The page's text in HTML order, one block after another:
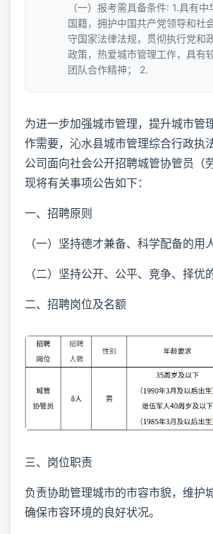
（一）报考需具备条件: 1.具有
国籍，拥护中国共产党领导和社
守国家法律法规，贯彻执行党和
政策，热爱城市管理工作，具有
团队合作精神； 2.
为进一步加强城市管理，提升城市管
作需要，沁水县城市管理综合行政执
公司面向社会公开招聘城管协管员（
现将有关事项公告如下：
一、招聘原则
（一）坚持德才兼备、科学配备的用
（二）坚持公开、公平、竞争、择优
二、招聘岗位及名额
三、岗位职责
负责协助管理城市的市容市貌，维护
确保市容环境的良好状况。